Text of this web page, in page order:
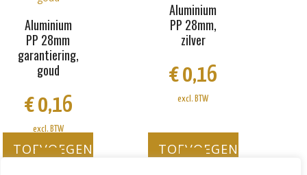
Aluminium
PP 28mm
garantiering,
goud
€0,16
excl. BTW
TOEVOEGEN
Aluminium
PP 28mm,
zilver
€0,16
excl. BTW
TOEVOEGEN